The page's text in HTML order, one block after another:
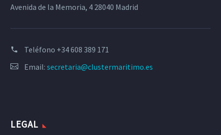
Avenida de la Memoria, 4 28040 Madrid
Teléfono +34 608 389 171
Email: secretaria@clustermaritimo.es
LEGAL